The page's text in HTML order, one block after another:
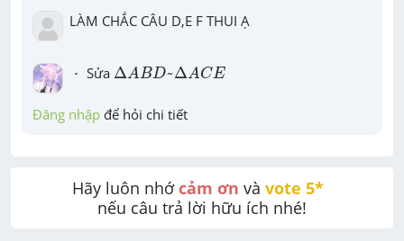
LÀM CHẮC CÂU D,E F THUI Ạ
⋅ Sửa ΔABD~ΔACE
ΔABD~Δ ACE
Đăng nhập để hỏi chi tiết
Hãy luôn nhớ cảm ơn và vote 5*
nếu câu trả lời hữu ích nhé!